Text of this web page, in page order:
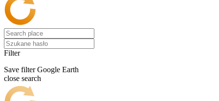
Filter
Save filter Google Earth
close search